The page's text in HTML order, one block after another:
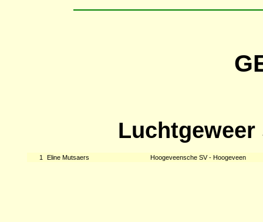
1 Eline Mutsaers Hoogeveensche SV - Hoogeveen